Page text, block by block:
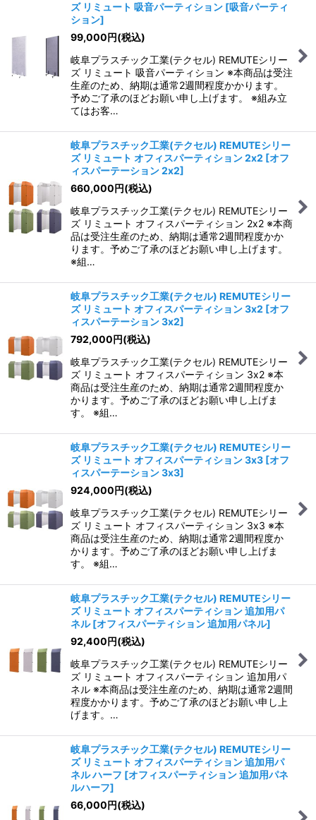
ズ リミュート 吸音パーティション [吸音パーティ
ション]
99,000円(税込)
岐阜プラスチック工業(テクセル) REMUTEシリー
ズ リミュート 吸音パーティション ※本商品は受注
生産のため、納期は通常2週間程度かかります。
予めご了承のほどお願い申し上げます。 ※組み立
てはお客…
岐阜プラスチック工業(テクセル) REMUTEシリー
ズ リミュート オフィスパーティション 2x2 [オフ
ィスパーテーション 2x2]
660,000円(税込)
岐阜プラスチック工業(テクセル) REMUTEシリー
ズ リミュート オフィスパーティション 2x2 ※本商
品は受注生産のため、納期は通常2週間程度かか
ります。予めご了承のほどお願い申し上げます。
※組…
岐阜プラスチック工業(テクセル) REMUTEシリー
ズ リミュート オフィスパーティション 3x2 [オフ
ィスパーテーション 3x2]
792,000円(税込)
岐阜プラスチック工業(テクセル) REMUTEシリー
ズ リミュート オフィスパーティション 3x2 ※本
商品は受注生産のため、納期は通常2週間程度か
かります。予めご了承のほどお願い申し上げま
す。 ※組…
岐阜プラスチック工業(テクセル) REMUTEシリー
ズ リミュート オフィスパーティション 3x3 [オフ
ィスパーテーション 3x3]
924,000円(税込)
岐阜プラスチック工業(テクセル) REMUTEシリー
ズ リミュート オフィスパーティション 3x3 ※本
商品は受注生産のため、納期は通常2週間程度か
かります。予めご了承のほどお願い申し上げま
す。 ※組…
岐阜プラスチック工業(テクセル) REMUTEシリー
ズ リミュート オフィスパーティション 追加用パ
ネル [オフィスパーティション 追加用パネル]
92,400円(税込)
岐阜プラスチック工業(テクセル) REMUTEシリー
ズ リミュート オフィスパーティション 追加用パ
ネル ※本商品は受注生産のため、納期は通常2週間
程度かかります。予めご了承のほどお願い申し上
げます。…
岐阜プラスチック工業(テクセル) REMUTEシリー
ズ リミュート オフィスパーティション 追加用パ
ネル ハーフ [オフィスパーティション 追加用パネ
ルハーフ]
66,000円(税込)